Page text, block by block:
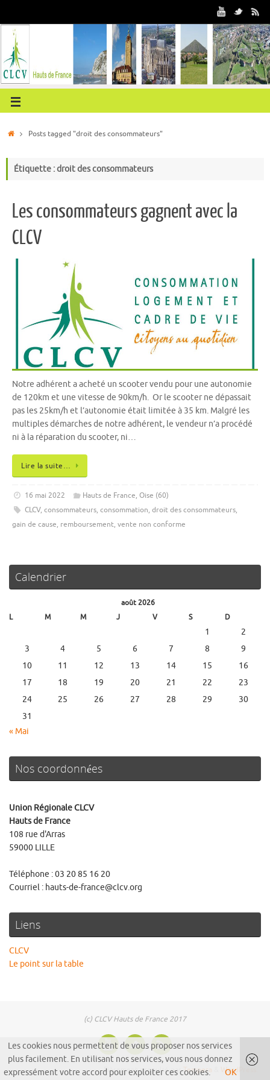
Posts tagged "droit des consommateurs"
Étiquette : droit des consommateurs
Les consommateurs gagnent avec la
CLCV
Notre adhérent a acheté un scooter vendu pour une autonomie
de 120km et une vitesse de 90km/h. Or le scooter ne dépassait
pas les 25km/h et l’autonomie était limitée à 35 km. Malgré les
multiples démarches de notre adhérent, le vendeur n’a procédé
ni à la réparation du scooter, ni…
Lire la suite…
16 mai 2022 Hauts de France,Oise (60)
CLCV, consommateurs, consommation, droit des consommateurs,
gain de cause, remboursement, vente non conforme
Calendrier
août 2026
L
M M J V S D
« Mai
1
2
3
4 5 6 7 8
9
10
11 12 13 14 15
16
17
18 19 20 21 22
23
24
25 26 27 28 29
30
31
Nos coordonnées
Union Régionale CLCV
Hauts de France
108 rue d'Arras
59000 LILLE
Téléphone : 03 20 85 16 20
Courriel : hauts-de-france@clcv.org
Liens
CLCV
Le point sur la table
(c) CLCV Hauts de France 2017
Fièrement propulsé parTempera WordPress.
Les cookies nous permettent de vous proposer nos services
plus facilement. En utilisant nos services, vous nous donnez
expressément votre accord pour exploiter ces cookies.
OK